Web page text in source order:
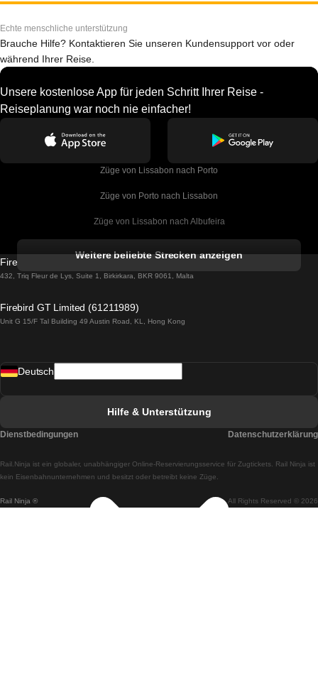
Echte menschliche unterstützung
Brauche Hilfe? Kontaktieren Sie unseren Kundensupport vor oder
während Ihrer Reise.
Unsere kostenlose App für jeden Schritt Ihrer Reise -
Reiseplanung war noch nie einfacher!
Züge von Lissabon nach Porto
Züge von Porto nach Lissabon
Züge von Lissabon nach Albufeira
Züge von Lissabon nach Lagos
Züge von Lissabon nach Madrid
Züge von Lissabon nach Braga
Züge von Braga nach Lissabon
Weitere beliebte Strecken anzeigen
Firebird GT Limited (OC 1451)
432, Triq Fleur de Lys, Suite 1, Birkirkara, BKR 9061, Malta
Firebird GT Limited (61211989)
Unit G 15/F Tal Building 49 Austin Road, KL, Hong Kong
Rail Ninja ® All Rights Reserved © 2026
Rail.Ninja ist ein globaler, unabhängiger Online-Reservierungsservice für Zugtickets. Rail Ninja ist
kein Eisenbahnunternehmen und besitzt oder betreibt keine Züge.
Deutsch
Hilfe & Unterstützung
Dienstbedingungen Datenschutzerklärung